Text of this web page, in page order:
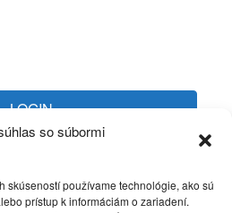
so súbormi
skúseností používame technológie, ako sú
prístup k informáciám o zariadení.
LOGIN